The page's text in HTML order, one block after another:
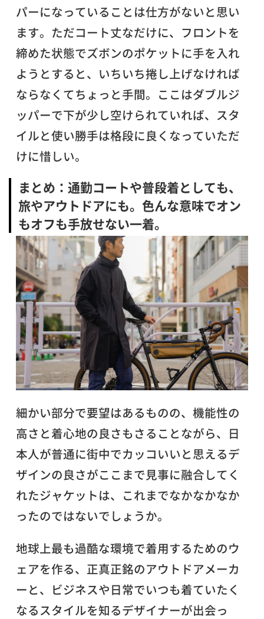
パーになっていることは仕方がないと思い
ます。ただコート丈なだけに、フロントを
締めた状態でズボンのポケットに手を入れ
ようとすると、いちいち捲し上げなければ
ならなくてちょっと手間。ここはダブルジ
ッパーで下が少し空けられていれば、スタ
イルと使い勝手は格段に良くなっていただ
けに惜しい。
まとめ：通勤コートや普段着としても、
旅やアウトドアにも。色んな意味でオン
もオフも手放せない一着。
細かい部分で要望はあるものの、機能性の
高さと着心地の良さもさることながら、日
本人が普通に街中でカッコいいと思えるデ
ザインの良さがここまで見事に融合してく
れたジャケットは、これまでなかなかなか
ったのではないでしょうか。
地球上最も過酷な環境で着用するためのウ
ェアを作る、正真正銘のアウトドアメーカ
ーと、ビジネスや日常でいつも着ていたく
なるスタイルを知るデザイナーが出会っ